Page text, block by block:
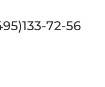
72-56